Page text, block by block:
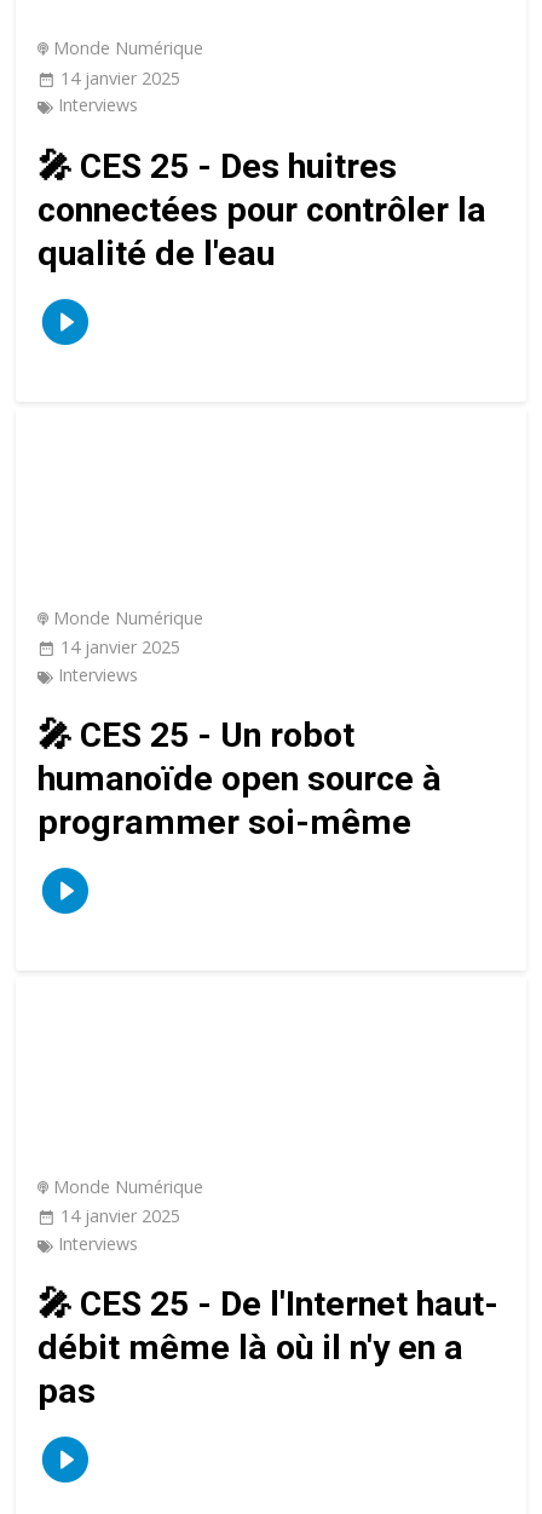
Monde Numérique
14 janvier 2025
Interviews
🎤 CES 25 - Des huitres
connectées pour contrôler la
qualité de l'eau
Monde Numérique
14 janvier 2025
Interviews
🎤 CES 25 - Un robot
humanoïde open source à
programmer soi-même
Monde Numérique
14 janvier 2025
Interviews
🎤 CES 25 - De l'Internet haut-
débit même là où il n'y en a
pas